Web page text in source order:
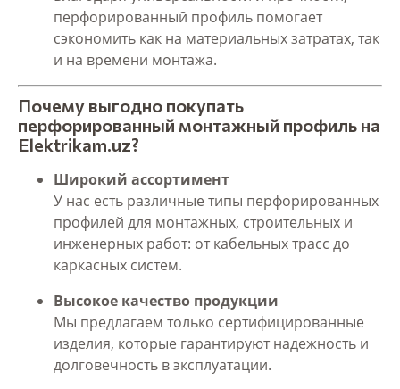
перфорированный профиль помогает
сэкономить как на материальных затратах, так
и на времени монтажа.
Почему выгодно покупать
перфорированный монтажный профиль на
Elektrikam.uz?
Широкий ассортимент
У нас есть различные типы перфорированных
профилей для монтажных, строительных и
инженерных работ: от кабельных трасс до
каркасных систем.
Высокое качество продукции
Мы предлагаем только сертифицированные
изделия, которые гарантируют надежность и
долговечность в эксплуатации.